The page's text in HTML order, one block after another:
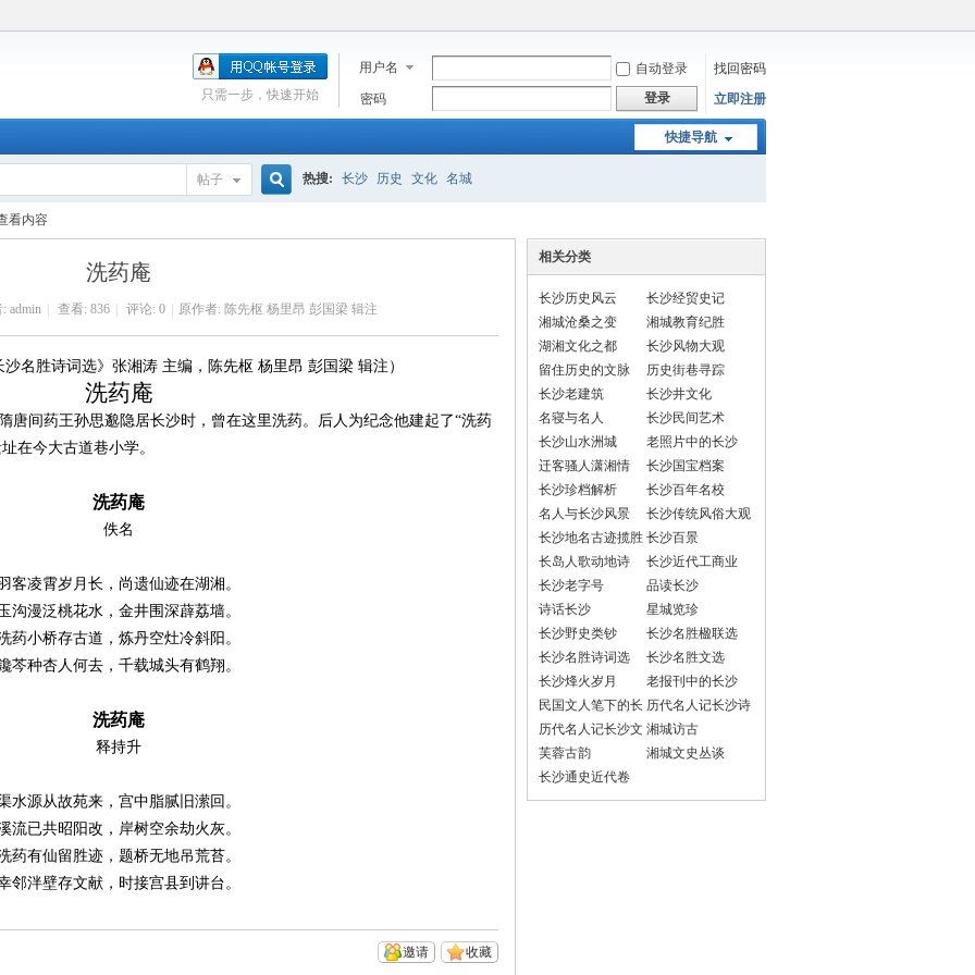
用户名 自动登录
找回密码
密码
登录 立即注册
只需一步，快速开始
快捷导航
帖子
索
热搜: 长沙 历史 文化 名城
看内容
洗药庵
admin 查看: 836 评论: 0 原作者: 陈先枢 杨里昂 彭国梁 辑注
沙名胜诗词选》张湘涛 主编，陈先枢 杨里昂 彭国梁 辑注）
洗药庵
唐间药王孙思邈隐居长沙时，曾在这里洗药。后人为纪念他建起了“洗药
在今大古道巷小学。
洗药庵
佚名
客凌霄岁月长，尚遗仙迹在湖湘。
沟漫泛桃花水，金井围深薜荔墙。
药小桥存古道，炼丹空灶冷斜阳。
芩种杏人何去，千载城头有鹤翔。
洗药庵
释持升
水源从故苑来，宫中脂腻旧潆回。
流已共昭阳改，岸树空余劫火灰。
药有仙留胜迹，题桥无地吊荒苔。
邻泮壁存文献，时接宫县到讲台。
收藏
邀请
相关分类
长沙历史风云
长沙经贸史记
湘城沧桑之变
湘城教育纪胜
湖湘文化之都
长沙风物大观
留住历史的文脉
历史街巷寻踪
长沙老建筑
长沙井文化
名寝与名人
长沙民间艺术
长沙山水洲城
老照片中的长沙
迁客骚人潇湘情
长沙国宝档案
长沙珍档解析
长沙百年名校
名人与长沙风景
长沙传统风俗大观
长沙地名古迹揽胜 长沙百景
长岛人歌动地诗
长沙近代工商业
长沙老字号
品读长沙
诗话长沙
星城览珍
长沙野史类钞
长沙名胜楹联选
长沙名胜诗词选
长沙名胜文选
长沙烽火岁月
老报刊中的长沙
民国文人笔下的长
沙
历代名人记长沙诗
词选
历代名人记长沙文
选
湘城访古
芙蓉古韵
湘城文史丛谈
长沙通史近代卷